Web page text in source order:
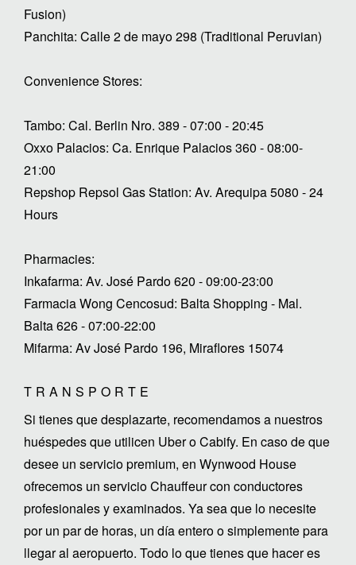
Fusion)
Panchita: Calle 2 de mayo 298 (Traditional Peruvian)
Convenience Stores:
Tambo: Cal. Berlin Nro. 389 - 07:00 - 20:45
Oxxo Palacios: Ca. Enrique Palacios 360 - 08:00-
21:00
Repshop Repsol Gas Station: Av. Arequipa 5080 - 24
Hours
Pharmacies:
Inkafarma: Av. José Pardo 620 - 09:00-23:00
Farmacia Wong Cencosud: Balta Shopping - Mal.
Balta 626 - 07:00-22:00
Mifarma: Av José Pardo 196, Miraflores 15074
TRANSPORTE
Si tienes que desplazarte, recomendamos a nuestros
huéspedes que utilicen Uber o Cabify. En caso de que
desee un servicio premium, en Wynwood House
ofrecemos un servicio Chauffeur con conductores
profesionales y examinados. Ya sea que lo necesite
por un par de horas, un día entero o simplemente para
llegar al aeropuerto. Todo lo que tienes que hacer es